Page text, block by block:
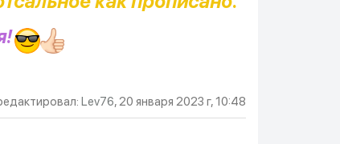
Lev76, 20 января 2023 г, 10:48